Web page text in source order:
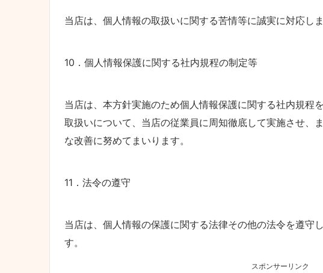
当店は、個人情報の取扱いに関する苦情等に誠実に対応しま
10．個人情報保護に関する社内規程の制定等
当店は、本方針実施のため個人情報保護に関する社内規程
取扱いについて、当店の従業員に周知徹底して実施させ、
な改善に努めてまいります。
11．法令の遵守
当店は、個人情報の保護に関する法律その他の法令を遵守
す。
スポンサーリンク